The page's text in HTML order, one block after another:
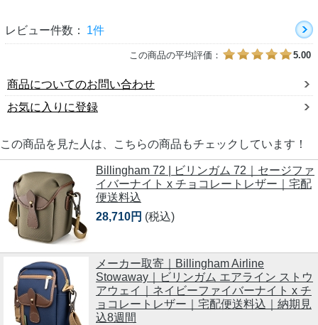
レビュー件数： 1件
この商品の平均評価： 5.00
商品についてのお問い合わせ
お気に入りに登録
この商品を見た人は、こちらの商品もチェックしています！
Billingham 72 | ビリンガム 72｜セージファ
イバーナイト x チョコレートレザー｜宅配
便送料込
28,710円 (税込)
メーカー取寄｜Billingham Airline
Stowaway｜ビリンガム エアライン ストウ
アウェイ｜ネイビーファイバーナイト x チ
ョコレートレザー｜宅配便送料込｜納期見
込8週間